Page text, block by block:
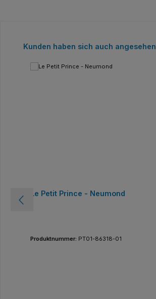
Produktgalerie überspringen
Kunden haben sich auch angesehen
Le Petit Prince - Neumond
Produktnummer: PT01-86318-01